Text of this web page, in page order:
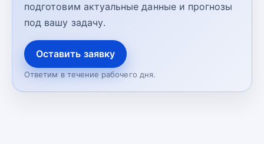
подготовим актуальные данные и прогнозы
под вашу задачу.
Оставить заявку
Ответим в течение рабочего дня.